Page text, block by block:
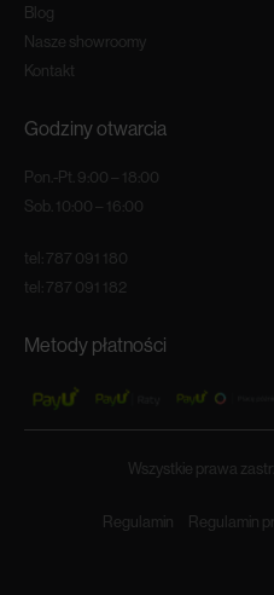
Blog
Nasze showroomy
Kontakt
Godziny otwarcia
Pon.-Pt. 9:00 – 18:00
Sob. 10:00 – 16:00
tel: 787 091 180
tel: 787 091 182
Metody płatności
Wszystkie prawa
Regulamin Regulamin